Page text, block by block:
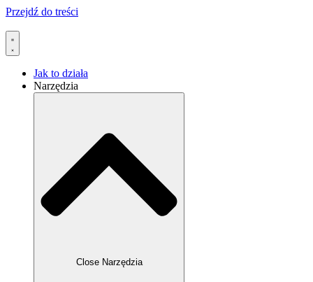
Przejdź do treści
Jak to działa
Narzędzia
Close Narzędzia